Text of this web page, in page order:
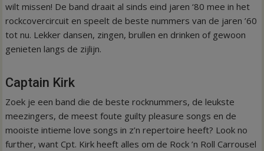
wilt missen! De band draait al sinds eind jaren ‘80 mee in het
rockcovercircuit en speelt de beste nummers van de jaren ’60
tot nu. Lekker dansen, zingen, brullen en drinken of gewoon
genieten langs de zijlijn.
Captain Kirk
Zoek je een band die de beste rocknummers, de leukste
meezingers, de meest foute guilty pleasure songs en de
mooiste intieme love songs in z’n repertoire heeft? Look no
further, want Cpt. Kirk heeft alles om de Rock ’n Roll Carrousel